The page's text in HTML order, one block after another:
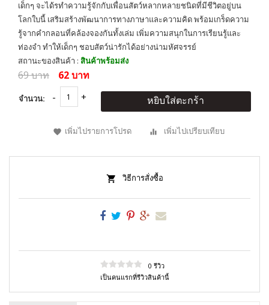
เด็กๆ จะได้รทำความรู้จักกับเพื่อนสัตว์หลากหลายชนิดที่มีชีวิตอยู่บน
โลกใบนี้ เสริมสร้างพัฒนาการทางภาษาและความคิด พร้อมเกร็ดความ
รู้จากคำกลอนที่คล้องจองกันทั้งเล่ม เพิ่มความสนุกในการเรียนรู้และ
ท่องจำ ทำให้เด็กๆ ชอบสัตว์น่ารักได้อย่างน่ามหัศจรรย์
สถานะของสินค้า : สินค้าพร้อมส่ง
69 บาท 62 บาท
จำนวน: หยิบใส่ตะกร้า
เพิ่มไปรายการโปรด เพิ่มไปเปรียบเทียบ
วิธีการสั่งซื้อ
0 รีวิว
เป็นคนแรกที่รีวิวสินค้านี้